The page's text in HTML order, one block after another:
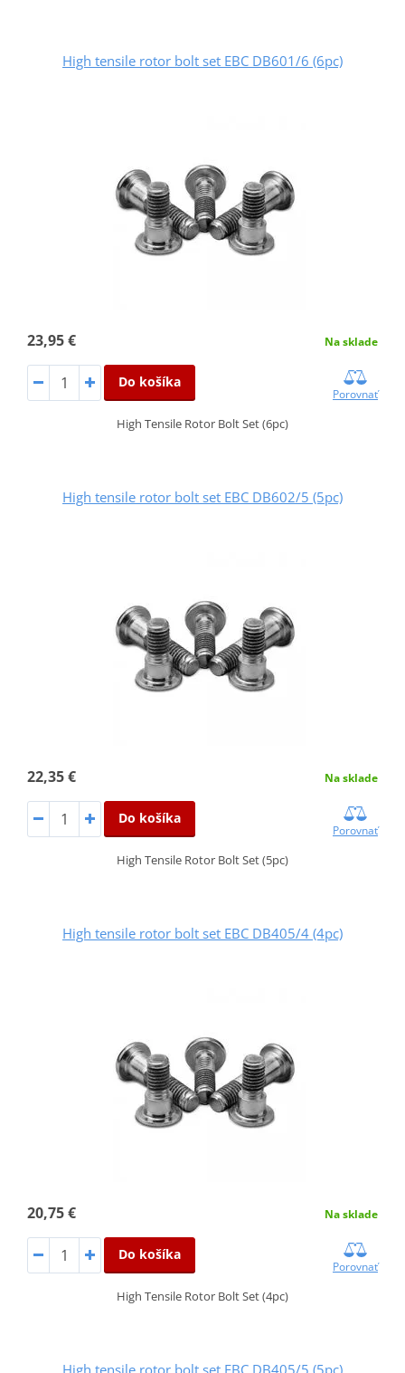
High tensile rotor bolt set EBC DB601/6 (6pc)
23,95 € Na sklade
Do košíka
Porovnať
High Tensile Rotor Bolt Set (6pc)
High tensile rotor bolt set EBC DB602/5 (5pc)
22,35 € Na sklade
Do košíka
Porovnať
High Tensile Rotor Bolt Set (5pc)
High tensile rotor bolt set EBC DB405/4 (4pc)
20,75 € Na sklade
Do košíka
Porovnať
High Tensile Rotor Bolt Set (4pc)